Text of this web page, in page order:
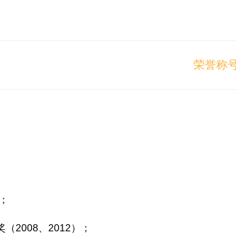
荣誉称
（2008、2012）；